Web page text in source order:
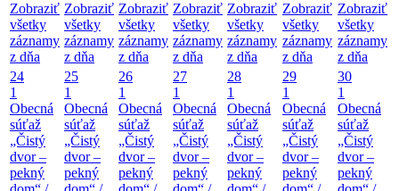
Zobraziť
všetky
záznamy
z dňa
Zobraziť
všetky
záznamy
z dňa
Zobraziť
všetky
záznamy
z dňa
Zobraziť
všetky
záznamy
z dňa
Zobraziť
všetky
záznamy
z dňa
Zobraziť
všetky
záznamy
z dňa
Zobraziť
všetky
záznamy
z dňa
24
1
Obecná
súťaž
„Čistý
dvor –
pekný
25
1
Obecná
súťaž
„Čistý
dvor –
pekný
26
1
Obecná
súťaž
„Čistý
dvor –
pekný
27
1
Obecná
súťaž
„Čistý
dvor –
pekný
28
1
Obecná
súťaž
„Čistý
dvor –
pekný
29
1
Obecná
súťaž
„Čistý
dvor –
pekný
30
1
Obecná
súťaž
„Čistý
dvor –
pekný